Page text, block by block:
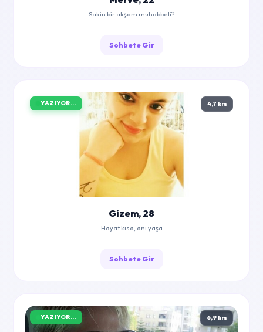
Sakin bir akşam muhabbeti?
Sohbete Gir
YAZIYOR... 4,7 km
Gizem, 28
Hayat kısa, anı yaşa
Sohbete Gir
YAZIYOR... 6,9 km